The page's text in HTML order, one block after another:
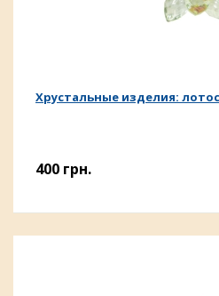
Хрустальные изделия:
400 грн.